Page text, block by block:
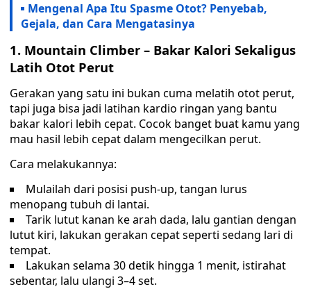
Mengenal Apa Itu Spasme Otot? Penyebab,
Gejala, dan Cara Mengatasinya
1. Mountain Climber – Bakar Kalori Sekaligus
Latih Otot Perut
Gerakan yang satu ini bukan cuma melatih otot perut,
tapi juga bisa jadi latihan kardio ringan yang bantu
bakar kalori lebih cepat. Cocok banget buat kamu yang
mau hasil lebih cepat dalam mengecilkan perut.
Cara melakukannya:
Mulailah dari posisi push-up, tangan lurus
menopang tubuh di lantai.
Tarik lutut kanan ke arah dada, lalu gantian dengan
lutut kiri, lakukan gerakan cepat seperti sedang lari di
tempat.
Lakukan selama 30 detik hingga 1 menit, istirahat
sebentar, lalu ulangi 3–4 set.